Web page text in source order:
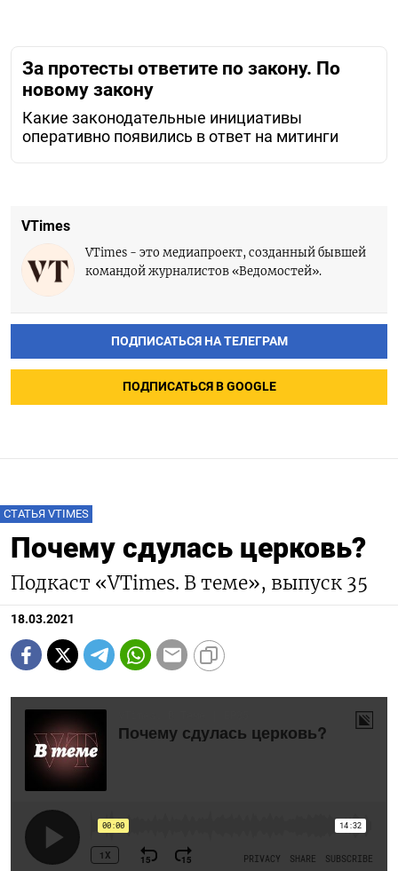
За протесты ответите по закону. По
новому закону
Какие законодательные инициативы
оперативно появились в ответ на митинги
VTimes
VTimes - это медиапроект, созданный бывшей
командой журналистов «Ведомостей».
ПОДПИСАТЬСЯ НА ТЕЛЕГРАМ
ПОДПИСАТЬСЯ В GOOGLE
СТАТЬЯ VTIMES
Почему сдулась церковь?
Подкаст «VTimes. В теме», выпуск 35
18.03.2021